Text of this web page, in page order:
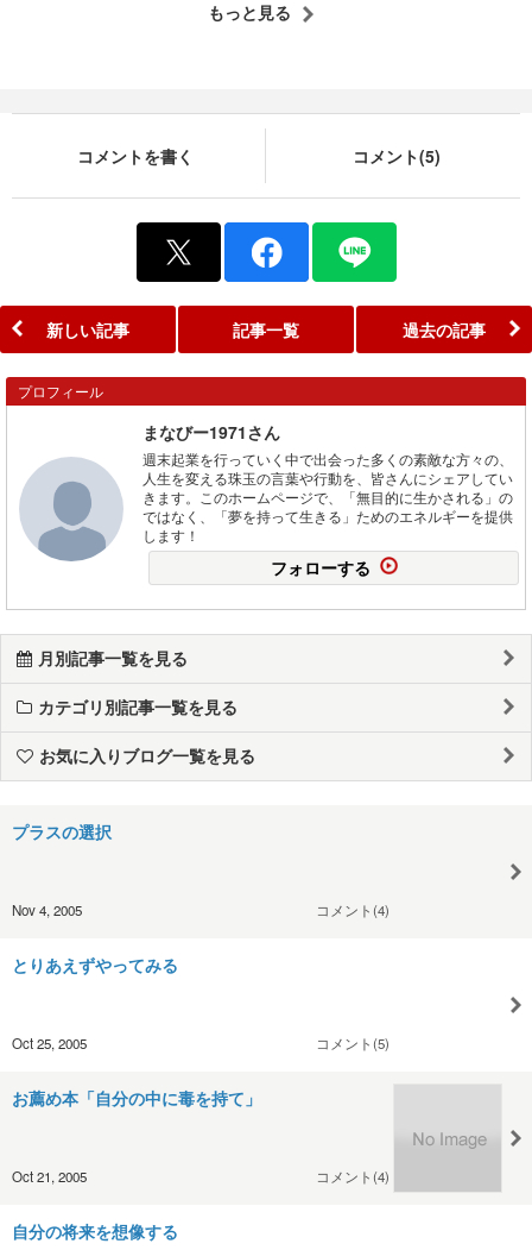
もっと見る
コメントを書く コメント(5)
新しい記事 記事一覧 過去の記事
プロフィール
まなびー1971さん
週末起業を行っていく中で出会った多くの素敵な方々の、
人生を変える珠玉の言葉や行動を、皆さんにシェアしてい
きます。このホームページで、「無目的に生かされる」の
ではなく、「夢を持って生きる」ためのエネルギーを提供
します！
フォローする
月別記事一覧を見る
カテゴリ別記事一覧を見る
お気に入りブログ一覧を見る
プラスの選択
Nov 4, 2005 コメント(4)
とりあえずやってみる
Oct 25, 2005 コメント(5)
お薦め本「自分の中に毒を持て」
Oct 21, 2005 コメント(4)
自分の将来を想像する